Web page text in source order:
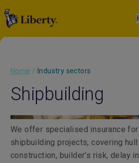
Home / Industry sectors
Shipbuilding
We offer specialised insurance
shipbuilding projects, covering hull
construction, builder’s risk, delay